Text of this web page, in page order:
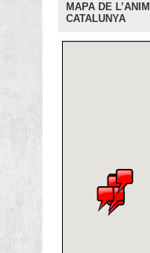
MAPA DE
CATALUNYA